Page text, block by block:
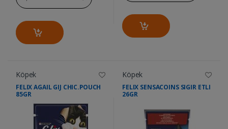
Köpek
FELIX AGAIL GIJ CHIC.POUCH
85GR
Köpek
FELIX SENSACOINS SIGIR ETLI
26GR